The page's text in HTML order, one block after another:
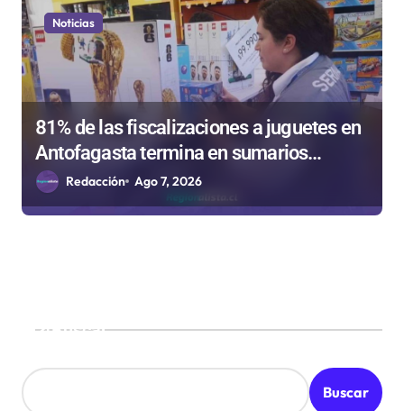
Noticias
81% de las fiscalizaciones a juguetes en
Antofagasta termina en sumarios
sanitarios
Redacción Ago 7, 2026
Buscar
Buscar